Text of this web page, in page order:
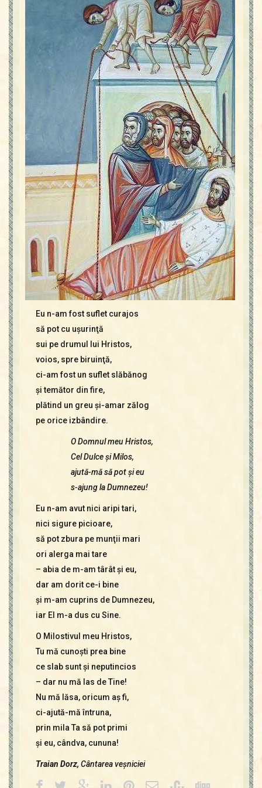
Icoane
Mărgăritare
Calendar
Glosar
Repere
Contact
Eu n-am fost suflet curajos
să pot cu uşurinţă
sui pe drumul lui Hristos,
voios, spre biruinţă,
ci-am fost un suflet slăbănog
şi temător din fire,
plătind un greu şi-amar zălog
pe orice izbândire.
O Domnul meu Hristos,
Cel Dulce şi Milos,
ajută-mă să pot şi eu
s-ajung la Dumnezeu!
Eu n-am avut nici aripi tari,
nici sigure picioare,
să pot zbura pe munţii mari
ori alerga mai tare
– abia de m-am târât şi eu,
dar am dorit ce-i bine
şi m-am cuprins de Dumnezeu,
iar El m-a dus cu Sine.
O Milostivul meu Hristos,
Tu mă cunoşti prea bine
ce slab sunt şi neputincios
– dar nu mă las de Tine!
Nu mă lăsa, oricum aş fi,
ci-ajută-mă întruna,
prin mila Ta să pot primi
şi eu, cândva, cununa!
Traian Dorz, Cântarea veşniciei